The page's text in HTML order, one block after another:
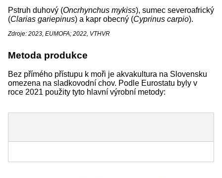
Pstruh duhový (Oncrhynchus mykiss), sumec severoafrický
(Clarias gariepinus) a kapr obecný (Cyprinus carpio).
Zdroje: 2023, EUMOFA; 2022, VTHVR
Metoda produkce
Bez přímého přístupu k moři je akvakultura na Slovensku
omezena na sladkovodní chov. Podle Eurostatu byly v
roce 2021 použity tyto hlavní výrobní metody: